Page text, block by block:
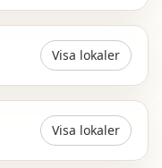
Visa lokaler
Visa lokaler